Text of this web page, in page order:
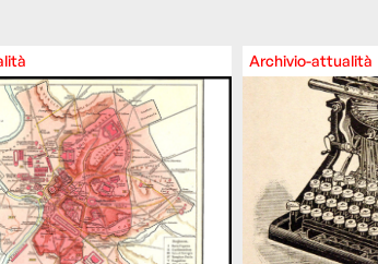
Archivio-attualità